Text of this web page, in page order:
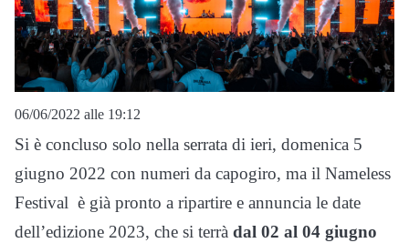
06/06/2022 alle 19:12
Si è concluso solo nella serrata di ieri, domenica 5
giugno 2022 con numeri da capogiro, ma il Nameless
Festival è già pronto a ripartire e annuncia le date
dell’edizione 2023, che si terrà dal 02 al 04 giugno